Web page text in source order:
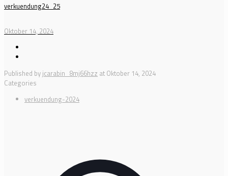
verkuendung24_25
Oktober 14, 2024
Published by jcarabin_8mj66hzz at Oktober 14, 2024
Categories
verkuendung-2024